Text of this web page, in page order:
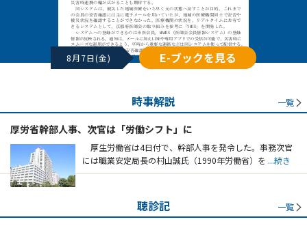
8月7日(金) E-ブックを見る
時事解説 一覧
厚労省幹部人事、次官は「労働シフト」に
厚生労働省は4日付で、幹部人事を発令した。事務次官
には職業安定局長の村山誠氏（1990年労働省）を ...続き
聴診記 一覧